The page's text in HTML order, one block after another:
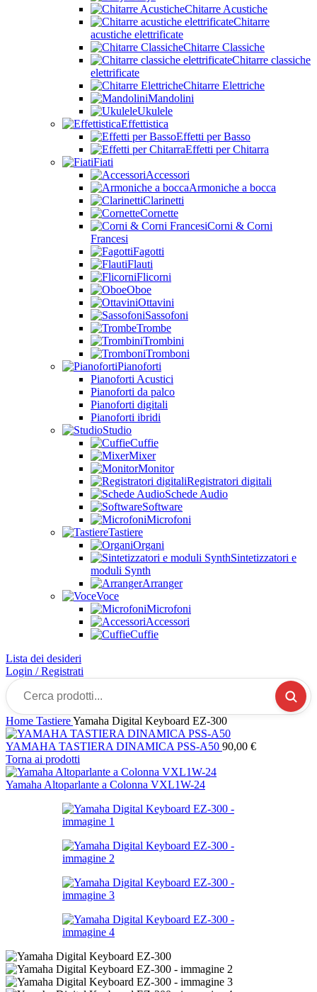
Chitarre Acustiche
Chitarre
acustiche elettrificate
Chitarre Classiche
Chitarre classiche
elettrificate
Chitarre Elettriche
Mandolini
Ukulele
Effettistica
Effetti per Basso
Effetti per Chitarra
Fiati
Accessori
Armoniche a bocca
Clarinetti
Cornette
Corni & Corni
Francesi
Fagotti
Flauti
Flicorni
Oboe
Ottavini
Sassofoni
Trombe
Trombini
Tromboni
Pianoforti
Pianoforti Acustici
Pianoforti da palco
Pianoforti digitali
Pianoforti ibridi
Studio
Cuffie
Mixer
Monitor
Registratori digitali
Schede Audio
Software
Microfoni
Tastiere
Organi
Sintetizzatori e
moduli Synth
Arranger
Voce
Microfoni
Accessori
Cuffie
Lista dei desideri
Login / Registrati
Cerca
prodotti...
Home TastiereYamaha Digital Keyboard EZ-300
YAMAHA TASTIERA DINAMICA PSS-A50 90,00 €
Torna ai prodotti
Yamaha Altoparlante a Colonna VXL1W-24